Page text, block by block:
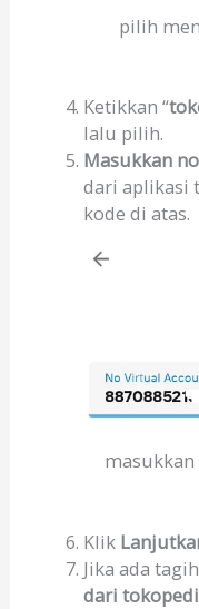
pilih
Ketikkan “
lalu pilih.
Masukkan
dari aplikasi
kode di atas.
Klik
Jika ada
dari